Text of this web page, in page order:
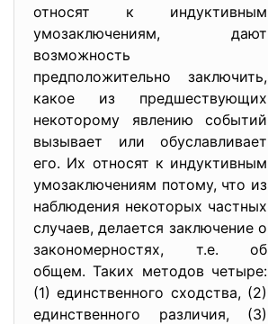
относят к индуктивным
умозаключениям, дают
возможность
предположительно заключить,
какое из предшествующих
некоторому явлению событий
вызывает или обуславливает
его. Их относят к индуктивным
умозаключениям потому, что из
наблюдения некоторых частных
случаев, делается заключение о
закономерностях, т.е. об
общем. Таких методов четыре:
(1) единственного сходства, (2)
единственного различия, (3)